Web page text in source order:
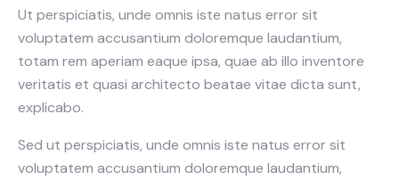
Ut perspiciatis, unde omnis iste natus error sit
voluptatem accusantium doloremque laudantium,
totam rem aperiam eaque ipsa, quae ab illo inventore
veritatis et quasi architecto beatae vitae dicta sunt,
explicabo.
Sed ut perspiciatis, unde omnis iste natus error sit
voluptatem accusantium doloremque laudantium,